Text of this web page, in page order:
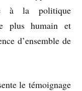
à la politique
plus humain et
d’ensemble de
le témoignage